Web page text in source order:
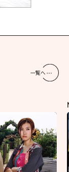
一覧へ